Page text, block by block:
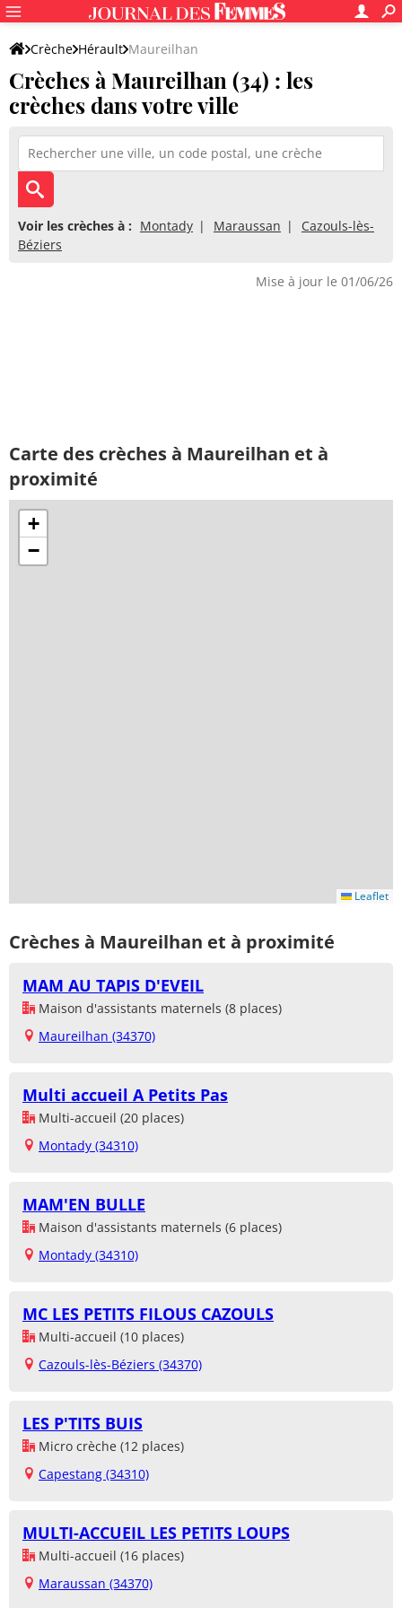
Crèche Hérault Maureilhan
Crèches à Maureilhan (34) : les
crèches dans votre ville
Voir les crèches à : Montady Maraussan
Cazouls-lès-
Béziers
Mise à jour le 01/06/26
Carte des crèches à Maureilhan et à
proximité
+
−
Leaflet
Crèches à Maureilhan et à proximité
MAM AU TAPIS D'EVEIL
Maison d'assistants maternels (8 places)
Maureilhan (34370)
Multi accueil A Petits Pas
Multi-accueil (20 places)
Montady (34310)
MAM'EN BULLE
Maison d'assistants maternels (6 places)
Montady (34310)
MC LES PETITS FILOUS CAZOULS
Multi-accueil (10 places)
Cazouls-lès-Béziers (34370)
LES P'TITS BUIS
Micro crèche (12 places)
Capestang (34310)
MULTI-ACCUEIL LES PETITS LOUPS
Multi-accueil (16 places)
Maraussan (34370)